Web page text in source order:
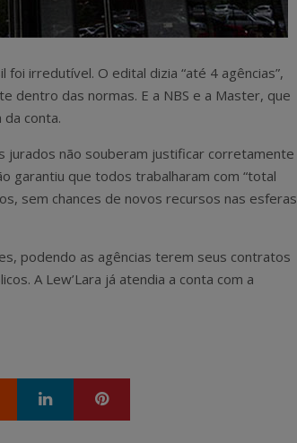
irredutível. O edital dizia “até 4 agências”,
dentro das normas. E a NBS e a Master, que
conta.
jurados não souberam justificar corretamente
garantiu que todos trabalharam com “total
sem chances de novos recursos nas esferas
podendo as agências terem seus contratos
A Lew’Lara já atendia a conta com a
Google+ LinkedIn